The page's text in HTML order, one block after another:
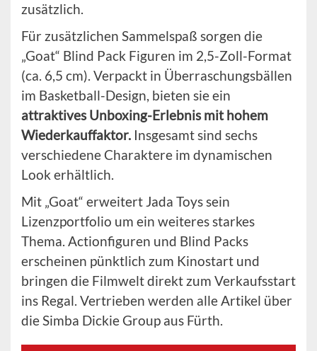
zusätzlich.
Für zusätzlichen Sammelspaß sorgen die
„Goat“ Blind Pack Figuren im 2,5-Zoll-Format
(ca. 6,5 cm). Verpackt in Überraschungsbällen
im Basketball-Design, bieten sie ein
attraktives Unboxing-Erlebnis mit hohem
Wiederkauffaktor. Insgesamt sind sechs
verschiedene Charaktere im dynamischen
Look erhältlich.
Mit „Goat“ erweitert Jada Toys sein
Lizenzportfolio um ein weiteres starkes
Thema. Actionfiguren und Blind Packs
erscheinen pünktlich zum Kinostart und
bringen die Filmwelt direkt zum Verkaufsstart
ins Regal. Vertrieben werden alle Artikel über
die Simba Dickie Group aus Fürth.